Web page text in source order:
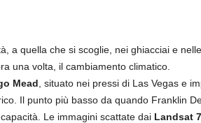
a quella che si scoglie, nei ghiacciai e
una volta, il cambiamento climatico.
Mead , situato nei pressi di Las Vegas e
Il punto più basso da quando Franklin
Le immagini scattate dai Landsat 7